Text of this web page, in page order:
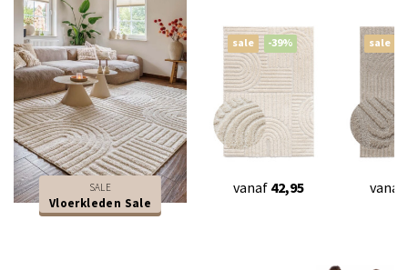
SALE
Vloerkleden Sale
sale -39%
vanaf 42,95
sale
vanaf